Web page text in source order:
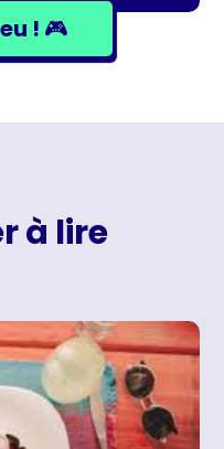
! 🎮
à lire